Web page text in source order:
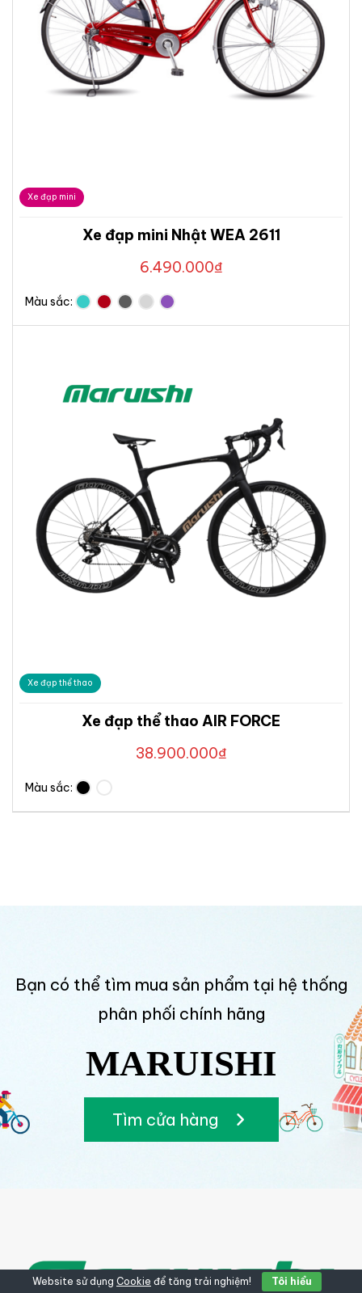
Xe đạp mini
Xe đạp mini Nhật WEA 2611
6.490.000₫
Màu sắc:
Xe đạp thể thao
Xe đạp thể thao AIR FORCE
38.900.000₫
Màu sắc:
Bạn có thể tìm mua sản phẩm tại hệ thống
phân phối chính hãng
MARUISHI
Tìm cửa hàng
Website sử dụng Cookie để tăng trải nghiệm! Tôi hiểu